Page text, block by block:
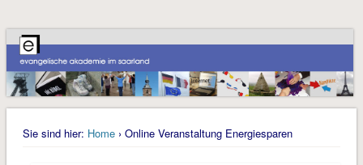
Sie sind hier: Home› Online Veranstaltung Energiesparen